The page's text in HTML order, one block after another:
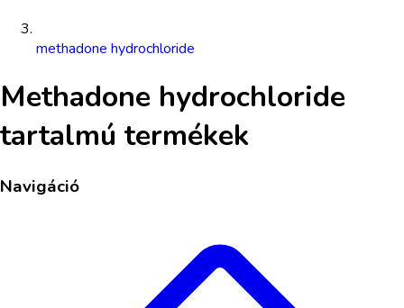
methadone hydrochloride
Methadone hydrochloride
tartalmú termékek
Navigáció